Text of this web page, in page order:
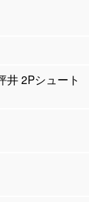
井 2Pシュート